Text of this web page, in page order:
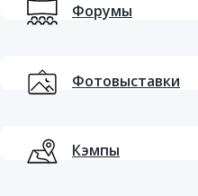
Форумы
Фотовыставки
Кэмпы